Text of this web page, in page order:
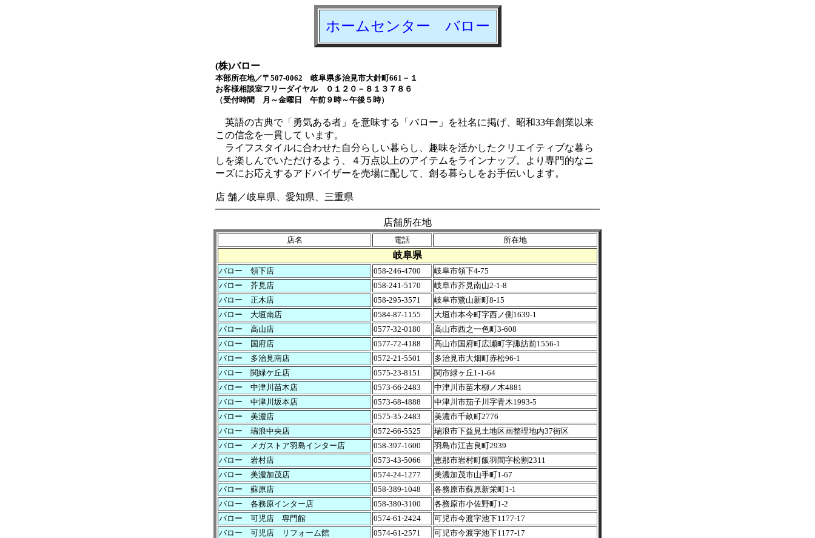
ホームセンター バロー
(株)バロー
本部所在地／〒507-0062 岐阜県多治見市大針町661－１
お客様相談室フリーダイヤル ０１２０－８１３７８６
（受付時間 月～金曜日 午前９時～午後５時）
英語の古典で「勇気ある者」を意味する「バロー」を社名に掲げ、昭和33年創業以来
この信念を一貫して います。
ライフスタイルに合わせた自分らしい暮らし、趣味を活かしたクリエイティブな暮ら
しを楽しんでいただけるよう、４万点以上のアイテムをラインナップ。より専門的なニ
ーズにお応えするアドバイザーを売場に配して、創る暮らしをお手伝いします。
店 舗／岐阜県、愛知県、三重県
店舗所在地
店名 電話 所在地
岐阜県
バロー 領下店 058-246-4700
岐阜市領下4-75
バロー 芥見店
058-241-5170
岐阜市芥見南山2-1-8
バロー 正木店
058-295-3571
岐阜市鷺山新町8-15
バロー 大垣南店
0584-87-1155
大垣市本今町字西ノ側1639-1
バロー 高山店
0577-32-0180
高山市西之一色町3-608
バロー 国府店
0577-72-4188
高山市国府町広瀬町字諏訪前1556-1
バロー 多治見南店
0572-21-5501
多治見市大畑町赤松96-1
バロー 関緑ケ丘店
0575-23-8151
関市緑ヶ丘1-1-64
バロー 中津川苗木店
0573-66-2483
中津川市苗木柳ノ木4881
バロー 中津川坂本店
0573-68-4888
中津川市茄子川字青木1993-5
バロー 美濃店
0575-35-2483
美濃市千畝町2776
バロー 瑞浪中央店
0572-66-5525
瑞浪市下益見土地区画整理地内37街区
バロー メガストア羽島インター店
058-397-1600
羽島市江吉良町2939
バロー 岩村店
0573-43-5066
恵那市岩村町飯羽間字松割2311
バロー 美濃加茂店
0574-24-1277
美濃加茂市山手町1-67
バロー 蘇原店
058-389-1048
各務原市蘇原新栄町1-1
バロー 各務原インター店
058-380-3100
各務原市小佐野町1-2
バロー 可児店 専門館
0574-61-2424
可児市今渡字池下1177-17
バロー 可児店 リフォーム館
0574-61-2571
可児市今渡字池下1177-17